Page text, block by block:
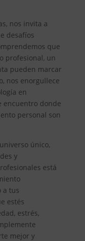
nos invita a
desafíos
que
profesional, un
pueden marcar
nos enorgullece
en
encuentro donde
personal son
único,
y
está
a tus
estés
estrés,
mejor y